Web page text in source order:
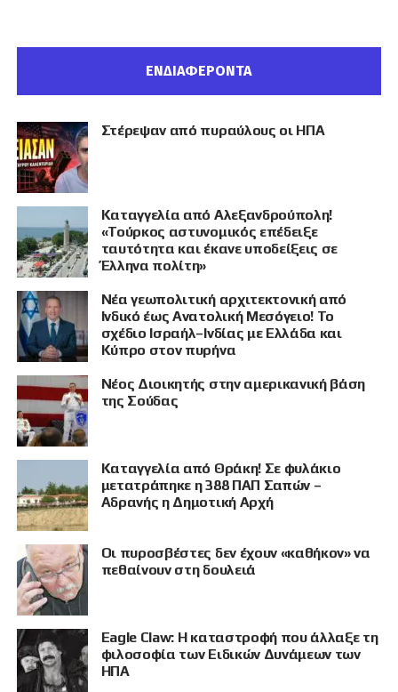
ΕΝΔΙΑΦΕΡΟΝΤΑ
Στέρεψαν από πυραύλους οι ΗΠΑ
Καταγγελία από Αλεξανδρούπολη!
«Τούρκος αστυνομικός επέδειξε
ταυτότητα και έκανε υποδείξεις σε
Έλληνα πολίτη»
Νέα γεωπολιτική αρχιτεκτονική από
Ινδικό έως Ανατολική Μεσόγειο! Το
σχέδιο Ισραήλ–Ινδίας με Ελλάδα και
Κύπρο στον πυρήνα
Νέος Διοικητής στην αμερικανική βάση
της Σούδας
Καταγγελία από Θράκη! Σε φυλάκιο
μετατράπηκε η 388 ΠΑΠ Σαπών –
Αδρανής η Δημοτική Αρχή
Οι πυροσβέστες δεν έχουν «καθήκον» να
πεθαίνουν στη δουλειά
Eagle Claw: Η καταστροφή που άλλαξε τη
φιλοσοφία των Ειδικών Δυνάμεων των
ΗΠΑ